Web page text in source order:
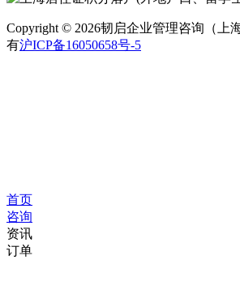
Copyright © 2026韧启企业管理咨询（上
有沪ICP备16050658号-5
首页
咨询
资讯
订单